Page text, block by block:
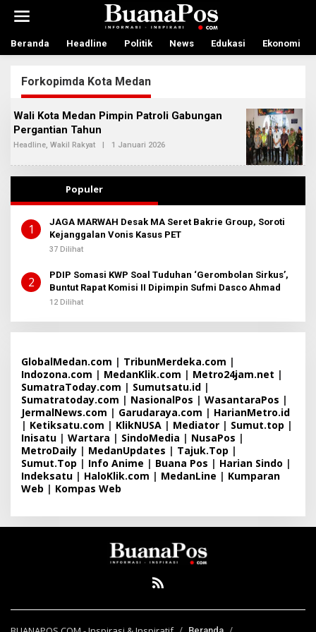
t
Beranda Headline Politik News Edukasi Ekonomi
Forkopimda Kota Medan
Wali Kota Medan Pimpin Patroli Gabungan
Pergantian Tahun
Headline, Wakil Rakyat | 1 Januari 2026
E
H
M
N
B
T
Populer
1
JAGA MARWAH Desak MA Seret Bakrie Group, Soroti
Kejanggalan Vonis Kasus PET
37 Dilihat
2
PDIP Somasi KWP Soal Tuduhan ‘Gerombolan Sirkus’,
Buntut Rapat Komisi II Dipimpin Sufmi Dasco Ahmad
12 Dilihat
GlobalMedan.com | TribunMerdeka.com |
Indozona.com | MedanKlik.com | Metro24jam.net |
SumatraToday.com | Sumutsatu.id |
Sumatratoday.com | NasionalPos | WasantaraPos |
JermalNews.com | Garudaraya.com | HarianMetro.id
| Ketiksatu.com | KlikNUSA | Mediator | Sumut.top |
Inisatu | Wartara | SindoMedia | NusaPos |
MetroDaily | MedanUpdates | Tajuk.Top |
Sumut.Top | Info Anime | Buana Pos | Harian Sindo |
Indeksatu | HaloKlik.com | MedanLine | Kumparan
Web | Kompas Web
Beranda